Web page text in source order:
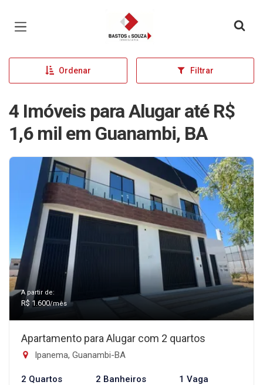
Página inicial
Ordenar Filtrar
4 Imóveis para Alugar até R$
1,6 mil em Guanambi, BA
A partir de:
R$ 1.600/mês
Apartamento para Alugar com 2 quartos
Ipanema, Guanambi-BA
2 Quartos 2 Banheiros 1 Vaga